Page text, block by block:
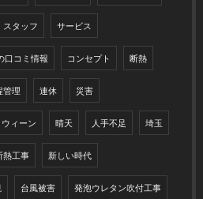
スタッフ サービス
口コミ情報 コンセプト 断熱
管理 連休 災害
ィーン 晴天 人手不足 埼玉
熱工事 新しい時代
台風被害 発泡ウレタン吹付工事